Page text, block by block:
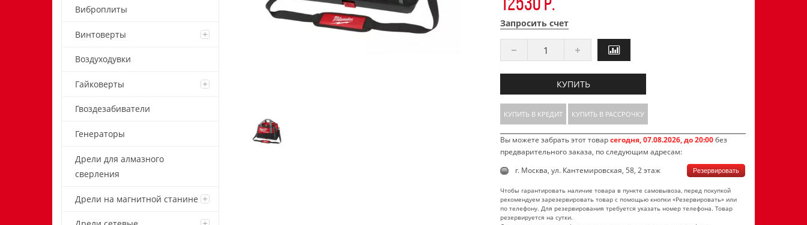
Виброплиты
Винтоверты
Воздуходувки
Гайковерты
Гвоздезабиватели
Генераторы
Дрели для алмазного
сверления
Дрели на магнитной станине
12530 р.
Запросить счет
КУПИТЬ
КУПИТЬ В КРЕДИТ КУПИТЬ В РАССРОЧКУ
Вы можете забрать этот товарсегодня, 07.08.2026, до 20:00без
предварительного заказа, по следующим адресам:
г. Москва, ул. Кантемировская, 58, 2 этаж
Резервировать
Чтобы гарантировать наличие товара в пункте самовывоза, перед покупкой
рекомендуем зарезервировать товар с помощью кнопки «Резервировать» или
по телефону. Для резервирования требуется указать номер телефона. Товар
резервируется на сутки.